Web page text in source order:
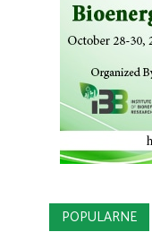
POPULARNE